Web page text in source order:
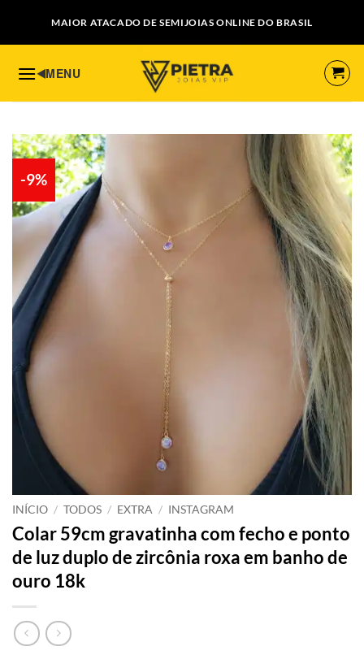
content
MAIOR ATACADO DE SEMIJOIAS ONLINE DO BRASIL
-9%
INÍCIO / TODOS / EXTRA / INSTAGRAM
Colar 59cm gravatinha com fecho e ponto
de luz duplo de zircônia roxa em banho de
ouro 18k